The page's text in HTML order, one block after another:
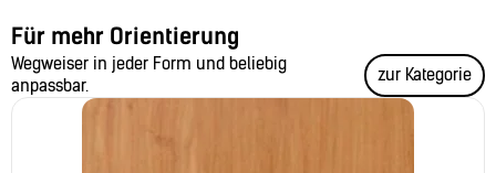
Für mehr Orientierung
Wegweiser in jeder Form und beliebig
anpassbar.
zur Kategorie